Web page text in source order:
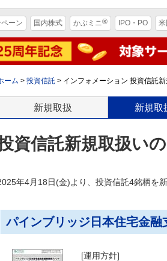
ーン 国内株式 かぶミニ® IPO・PO
ーム > 投資信託 > インフォメーション 投資信託
新規取扱 新規取
資信託新規取扱い
年4月18日(金)より、投資信託4銘柄を
パインブリッジ日本住宅金
[運用方針]